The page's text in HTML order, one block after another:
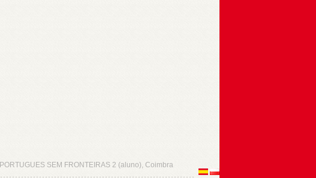
PORTUGUES SEM FRONTEIRAS 2 (aluno), Coimbra